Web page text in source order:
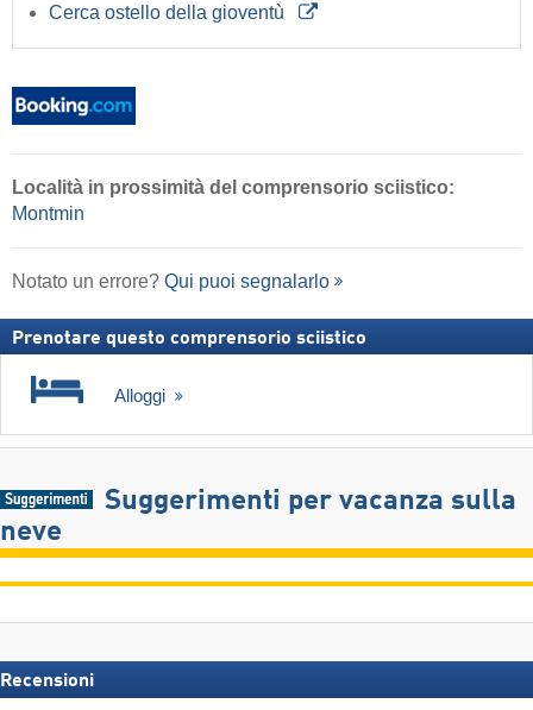
Cerca ostello della gioventù
Località in prossimità del comprensorio sciistico:
Montmin
Notato un errore? Qui puoi segnalarlo
Prenotare questo comprensorio sciistico
Alloggi
Suggerimenti per vacanza sulla
neve
Recensioni